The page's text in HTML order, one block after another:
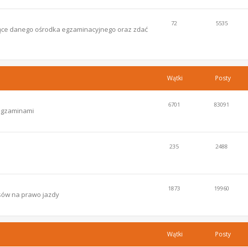
danego ośrodka egzaminacyjnego oraz zdać
72 5535
Wątki Posty
6701 83091
235 2488
na prawo jazdy
1873 19960
Wątki Posty